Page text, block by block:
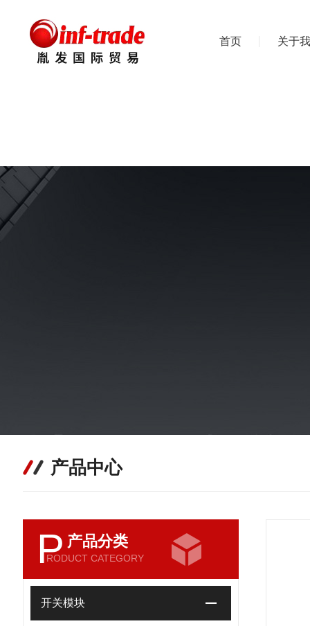
首页 关于
产品中心
P 产品分类
RODUCT CATEGORY
开关模块